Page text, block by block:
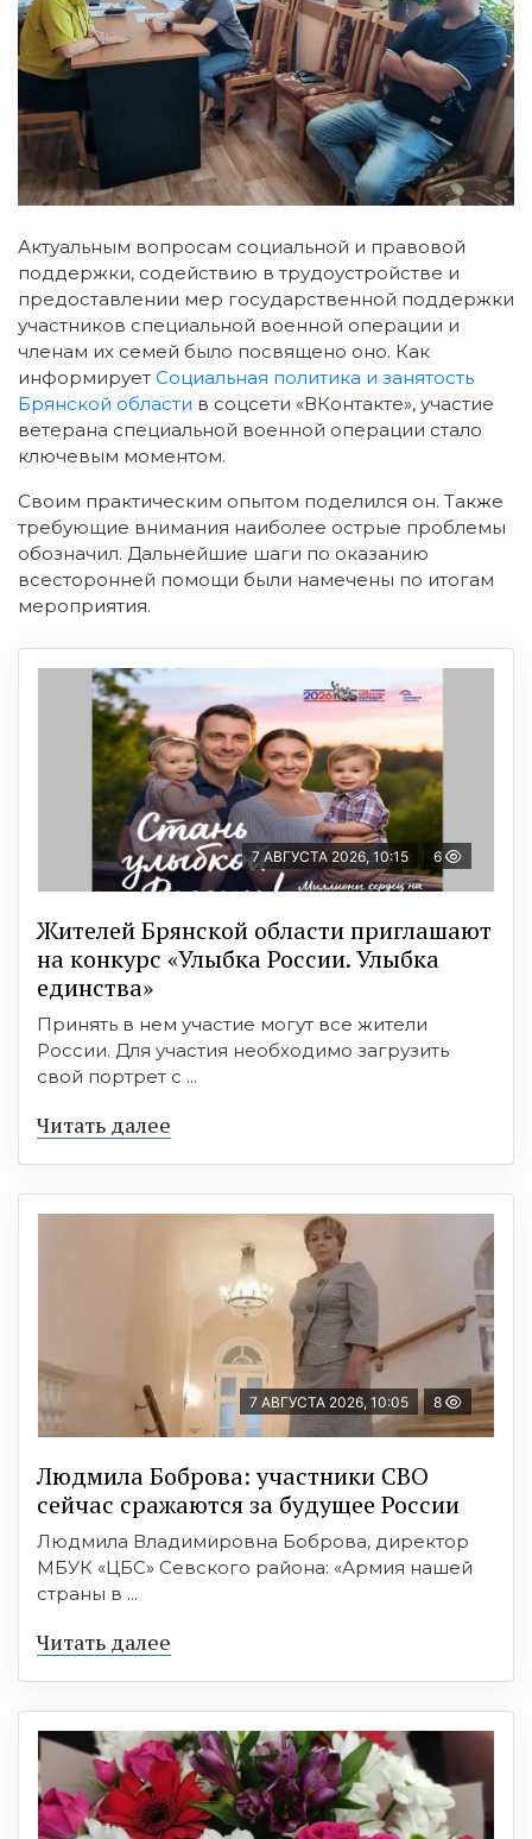
Актуальным вопросам социальной и правовой
поддержки, содействию в трудоустройстве и
предоставлении мер государственной поддержки
участников специальной военной операции и
членам их семей было посвящено оно. Как
информирует Социальная политика и занятость
Брянской области в соцсети «ВКонтакте», участие
ветерана специальной военной операции стало
ключевым моментом.
Своим практическим опытом поделился он. Также
требующие внимания наиболее острые проблемы
обозначил. Дальнейшие шаги по оказанию
всесторонней помощи были намечены по итогам
мероприятия.
7 АВГУСТА 2026, 10:15 6
Жителей Брянской области приглашают
на конкурс «Улыбка России. Улыбка
единства»
Принять в нем участие могут все жители
России. Для участия необходимо загрузить
свой портрет с ...
Читать далее
7 АВГУСТА 2026, 10:05 8
Людмила Боброва: участники СВО
сейчас сражаются за будущее России
Людмила Владимировна Боброва, директор
МБУК «ЦБС» Севского района: «Армия нашей
страны в ...
Читать далее